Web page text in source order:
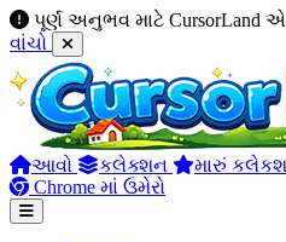
પૂર્ણ અનુભવ માટે CursorLand
વાંચો
આવો કલેક્શન મારું
Chrome માં ઉમેરો